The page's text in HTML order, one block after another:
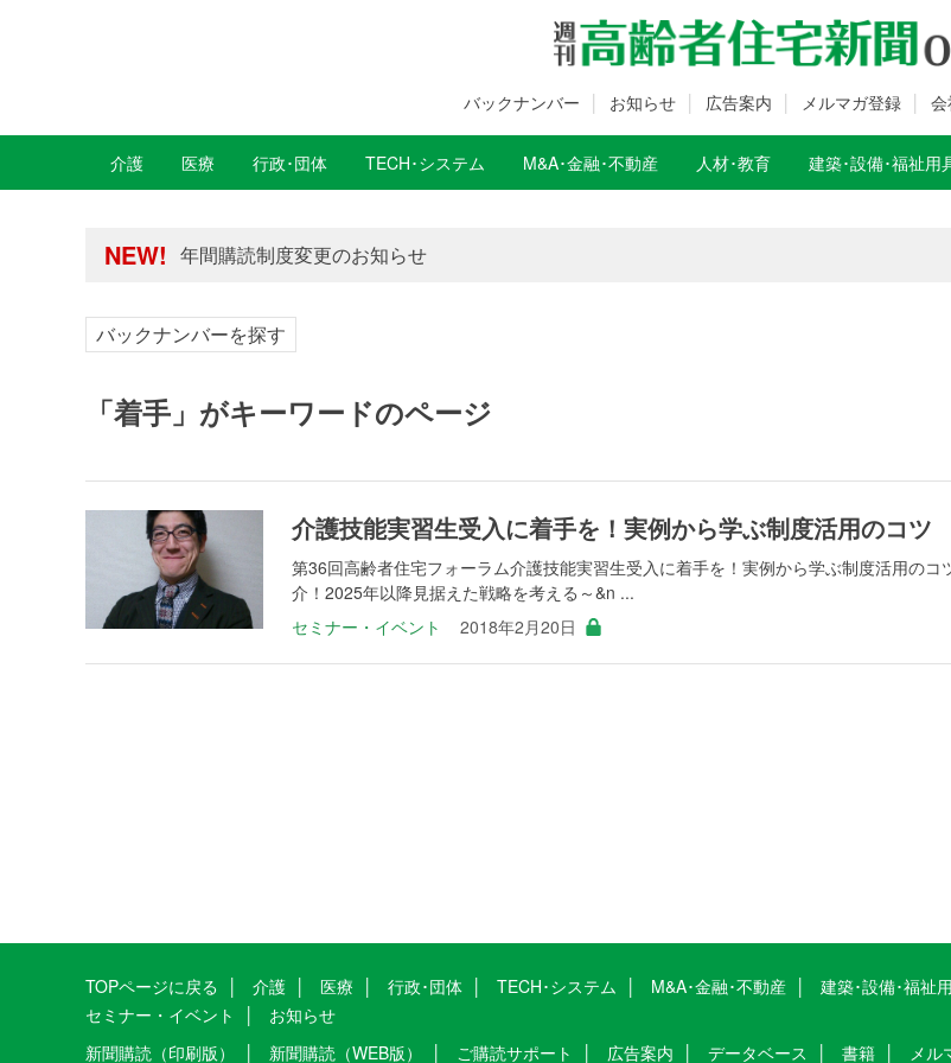
バックナンバー お知らせ 広告案内 メルマガ登録
介護 医療 行政･団体 TECH･システム M&A･金融･不動産 人材･教育 建築･設備･福祉用
NEW!
年間購読制度変更のお知らせ
年間購読制度変更のお知らせ
バックナンバーを探す
「着手」がキーワードのページ
介護技能実習生受入に着手を！実例から学ぶ制度活用のコツ
第36回高齢者住宅フォーラム介護技能実習生受入に着手を！実例から学ぶ制度活用のコ
介！2025年以降見据えた戦略を考える～&n ...
セミナー・イベント
2018年2月20日
TOPページに戻る 介護 医療 行政･団体 TECH･システム M&A･金融･不動産 建築･設備･福祉
セミナー・イベント
お知らせ
新聞購読（印刷版）
新聞購読（WEB版） ご購読サポート 広告案内 データベース 書籍 メル